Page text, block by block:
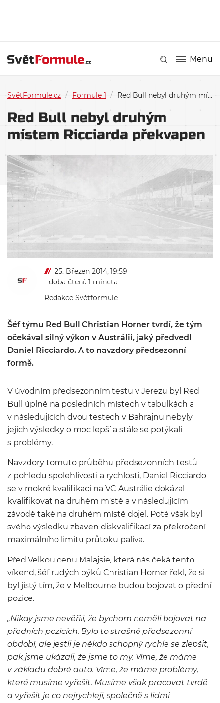
Menu
SvětFormule.cz / Formule 1 / Red Bull nebyl druhým místem Ricciarda překvapen
Red Bull nebyl druhým
místem Ricciarda překvapen
25. Březen 2014, 19:59
- doba čtení: 1 minuta
Redakce Světformule
Šéf týmu Red Bull Christian Horner tvrdí, že tým
očekával silný výkon v Austrálii, jaký předvedl
Daniel Ricciardo. A to navzdory předsezonní
formě.
V úvodním předsezonním testu v Jerezu byl Red
Bull úplně na posledních místech v tabulkách a
v následujících dvou testech v Bahrajnu nebyly
jejich výsledky o moc lepší a stále se potýkali
s problémy.
Navzdory tomuto průběhu předsezonních testů
z pohledu spolehlivosti a rychlosti, Daniel Ricciardo
se v mokré kvalifikaci na VC Austrálie dokázal
kvalifikovat na druhém místě a v následujícím
závodě také na druhém místě dojel. Poté však byl
svého výsledku zbaven diskvalifikací za překročení
maximálního limitu průtoku paliva.
Před Velkou cenu Malajsie, která nás čeká tento
víkend, šéf rudých býků Christian Horner řekl, že si
byl jistý tím, že v Melbourne budou bojovat o přední
pozice.
„Nikdy jsme nevěřili, že bychom neměli bojovat na
předních pozicích. Bylo to strašné předsezonní
období, ale jestli je někdo schopný rychle se zlepšit,
pak jsme ukázali, že jsme to my. Víme, že máme
v základu dobré auto. Víme, že máme problémy,
které musíme vyřešit. Musíme však pracovat tvrdě
a vyřešit je co nejrychleji, společně s lidmi